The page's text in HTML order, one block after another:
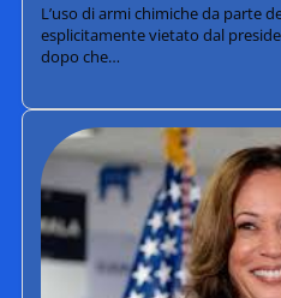
L’uso di armi chimiche da parte
esplicitamente vietato dal
dopo che…